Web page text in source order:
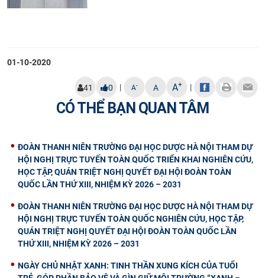
01-10-2020
41 0 | A- A A+ |
CÓ THỂ BẠN QUAN TÂM
ĐOÀN THANH NIÊN TRƯỜNG ĐẠI HỌC DƯỢC HÀ NỘI THAM DỰ
HỘI NGHỊ TRỰC TUYẾN TOÀN QUỐC TRIỂN KHAI NGHIÊN CỨU,
HỌC TẬP, QUÁN TRIỆT NGHỊ QUYẾT ĐẠI HỘI ĐOÀN TOÀN
QUỐC LẦN THỨ XIII, NHIỆM KỲ 2026 – 2031
ĐOÀN THANH NIÊN TRƯỜNG ĐẠI HỌC DƯỢC HÀ NỘI THAM DỰ
HỘI NGHỊ TRỰC TUYẾN TOÀN QUỐC NGHIÊN CỨU, HỌC TẬP,
QUÁN TRIỆT NGHỊ QUYẾT ĐẠI HỘI ĐOÀN TOÀN QUỐC LẦN
THỨ XIII, NHIỆM KỲ 2026 – 2031
NGÀY CHỦ NHẬT XANH: TINH THẦN XUNG KÍCH CỦA TUỔI